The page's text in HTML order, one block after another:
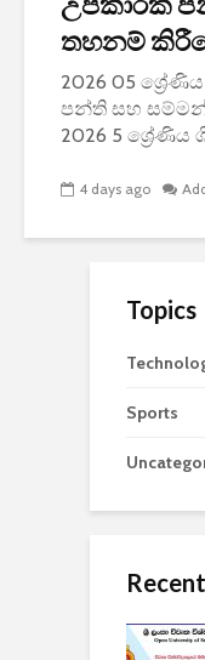
තහනම්
2026 05
පන්ති සහ
2026 5
4 days ago
Topics
Sports